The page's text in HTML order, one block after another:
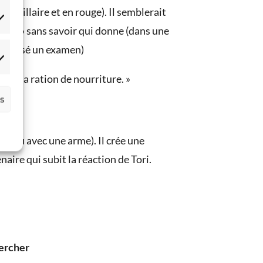
(sigillaire et en rouge). Il semblerait
» sans savoir qui donne (dans une
un examen)
sa ration de nourriture. »
ou avec une arme). Il crée une
qui subit la réaction de Tori.